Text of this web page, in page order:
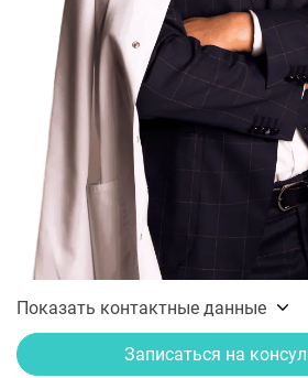
Показать контактные данные
Записаться на